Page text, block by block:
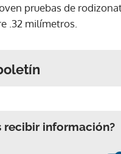
pruebas de
.32 milímetros.
recibir información?